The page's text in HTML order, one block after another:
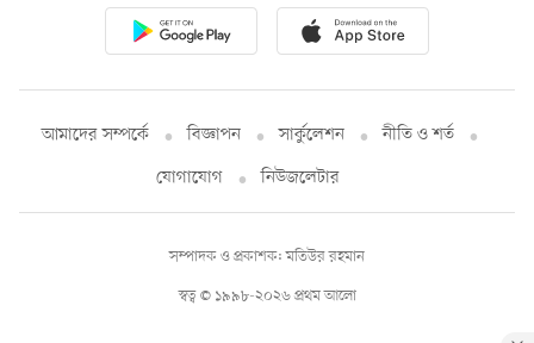
আমাদের সম্পর্কে বিজ্ঞাপন সার্কুলেশন
নীতি ও শর্ত
যোগাযোগ
নিউজলেটার
স্বত্ব © ১৯৯৮-২০২৬ প্রথম আলো
সম্পাদক ও প্রকাশক: মতিউর রহমান